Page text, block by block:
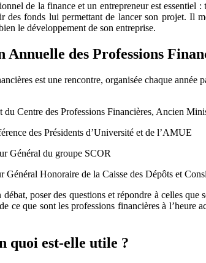
de la finance et un entrepreneur est essentiel
fonds lui permettant de lancer son projet. Il
le développement de son entreprise.
Annuelle des Professions
est une rencontre, organisée chaque
des Professions Financières, Ancien
des Présidents d’Université et de l’AMUE
du groupe SCOR
Honoraire de la Caisse des Dépôts et
poser des questions et répondre à celles
ce que sont les professions financières à
quoi est-elle utile ?